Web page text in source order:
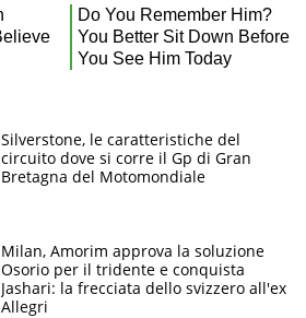
Silverstone, le caratteristiche del
circuito dove si corre il Gp di Gran
Bretagna del Motomondiale
Milan, Amorim approva la soluzione
Osorio per il tridente e conquista
Jashari: la frecciata dello svizzero all'ex
Allegri